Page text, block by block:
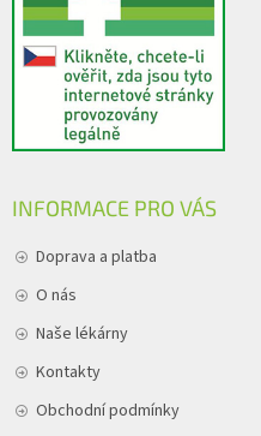
INFORMACE PRO VÁS
Doprava a platba
O nás
Naše lékárny
Kontakty
Obchodní podmínky